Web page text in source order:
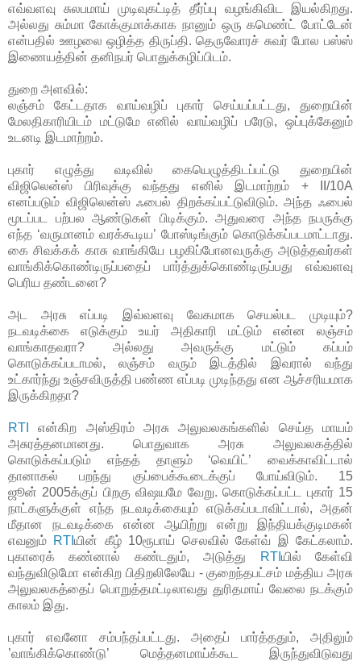
எவ்வளவு சுலபமாய் முடிவுகட்டித் தீர்ப்பு வழங்கிவிட இயல்கிறது.
அல்லது சும்மா கோக்குமாக்காக நானும் ஒரு கமெண்ட் போட்டேன்
என்பதில் ஊழலை ஒழித்த திருப்தி. தெருவோரச் சுவர் போல பஸ்ஸ்
இணையத்தின் தனிநபர் பொதுக்கழிப்பிடம்.
துறை அளவில்:
லஞ்சம் கேட்டதாக வாய்வழிப் புகார் செய்யப்பட்டது, துறையின்
மேலதிகாரியிடம் மட்டுமே எனில் வாய்வழிப் பரேடு, ஒப்புக்கேனும்
உடனடி இடமாற்றம்.
புகார் எழுத்து வடிவில் கையெழுத்திடப்பட்டு துறையின்
விஜிலென்ஸ் பிரிவுக்கு வந்தது எனில் இடமாற்றம் + II/10A
எனப்படும் விஜிலென்ஸ் ஃபைல் திறக்கப்பட்டுவிடும். அந்த ஃபைல்
மூடப்பட பற்பல ஆண்டுகள் பிடிக்கும். அதுவரை அந்த நபருக்கு
எந்த ‘வருமானம் வரக்கூடிய’ போஸ்டிங்கும் கொடுக்கப்படமாட்டாது.
கை சிவக்கக் காசு வாங்கியே பழகிப்போனவருக்கு அடுத்தவர்கள்
வாங்கிக்கொண்டிருப்பதைப் பார்த்துக்கொண்டிருப்பது எவ்வளவு
பெரிய தண்டனை?
அட அரசு எப்படி இவ்வளவு வேகமாக செயல்பட முடியும்?
நடவடிக்கை எடுக்கும் உயர் அதிகாரி மட்டும் என்ன லஞ்சம்
வாங்காதவரா? அல்லது அவருக்கு மட்டும் கப்பம்
கொடுக்கப்படாமல், லஞ்சம் வரும் இடத்தில் இவரால் வந்து
உட்கார்ந்து உஞ்சவிருத்தி பண்ண எப்படி முடிந்தது என ஆச்சரியமாக
இருக்கிறதா?
RTI
என்கிற அஸ்திரம் அரசு அலுவலகங்களில் செய்த மாயம்
அசுரத்தனமானது. பொதுவாக அரசு அலுவலகத்தில்
கொடுக்கப்படும் எந்தத் தாளும் ‘வெயிட்’ வைக்காவிட்டால்
தானாகல் பறந்து குப்பைக்கூடைக்குப் போய்விடும். 15
ஜூன் 2005க்குப் பிறகு விஷயமே வேறு. கொடுக்கப்பட்ட புகார் 15
நாட்களுக்குள் எந்த நடவடிக்கையும் எடுக்கப்படாவிட்டால், அதன்
மீதான நடவடிக்கை என்ன ஆயிற்று என்று இந்தியக்குடிமகன்
எவனும் RTIயின் கீழ் 10ரூபாய் செலவில் கேள்வ் இ கேட்கலாம்.
புகாரைக் கண்னால் கண்டதும், அடுத்து
RTI யில் கேள்வி
வந்துவிடுமோ என்கிற பிதிறலிலேயே - குறைந்தபட்சம் மத்திய அரசு
அலுவலகத்தைப் பொறுத்தமட்டிலாவது துரிதமாய் வேலை நடக்கும்
காலம் இது.
புகார் எவனோ சம்பந்தப்பட்டது. அதைப் பார்த்ததும், அதிலும்
’வாங்கிக்கொண்டு’ மெத்தனமாய்க்கூட இருந்துவிடுவது